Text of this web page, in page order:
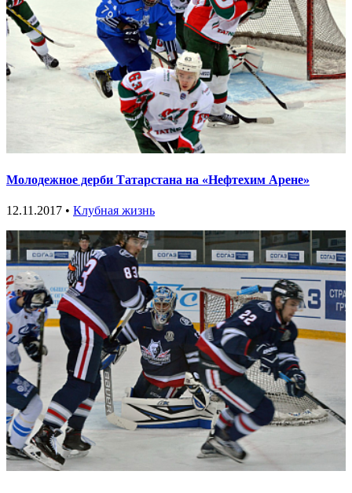
Молодежное дерби Татарстана на «Нефтехим Арене»
12.11.2017 • Клубная жизнь